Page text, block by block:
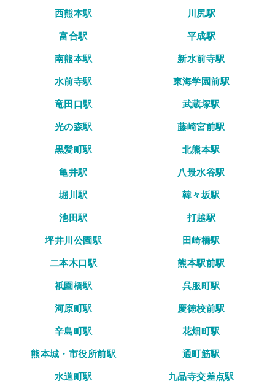
西熊本駅
川尻駅
富合駅
平成駅
南熊本駅
新水前寺駅
水前寺駅
東海学園前駅
竜田口駅
武蔵塚駅
光の森駅
藤崎宮前駅
黒髪町駅
北熊本駅
亀井駅
八景水谷駅
堀川駅
韓々坂駅
池田駅
打越駅
坪井川公園駅
田崎橋駅
二本木口駅
熊本駅前駅
祇園橋駅
呉服町駅
河原町駅
慶徳校前駅
辛島町駅
花畑町駅
熊本城・市役所前駅
通町筋駅
水道町駅
九品寺交差点駅